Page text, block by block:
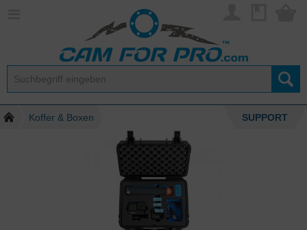
Koffer & Boxen SUPPORT